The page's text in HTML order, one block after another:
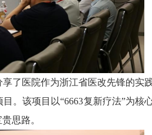
了医院作为浙江省医改先锋的实
。该项目以“6663复新疗法”为核
思路。